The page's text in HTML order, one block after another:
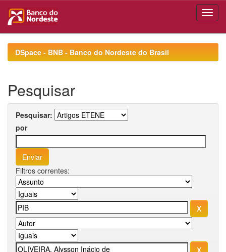
navigationDSpace - BNB - Banco do Nordeste do Brasil
Pesquisar
Pesquisar:
por
Filtros correntes: